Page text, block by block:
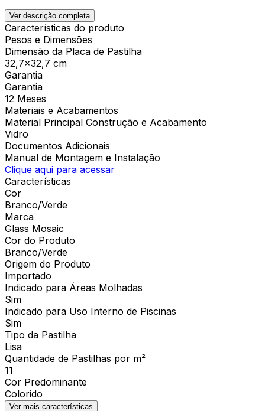
Ver descrição completa
Características do produto
Pesos e Dimensões
Dimensão da Placa de Pastilha
32,7x32,7 cm
Garantia
Garantia
12 Meses
Materiais e Acabamentos
Material Principal Construção e Acabamento
Vidro
Documentos Adicionais
Manual de Montagem e Instalação
Clique aqui para acessar
Características
Cor
Branco/Verde
Marca
Glass Mosaic
Cor do Produto
Branco/Verde
Origem do Produto
Importado
Indicado para Áreas Molhadas
Sim
Indicado para Uso Interno de Piscinas
Sim
Tipo da Pastilha
Lisa
Quantidade de Pastilhas por m²
11
Cor Predominante
Colorido
Ver mais características